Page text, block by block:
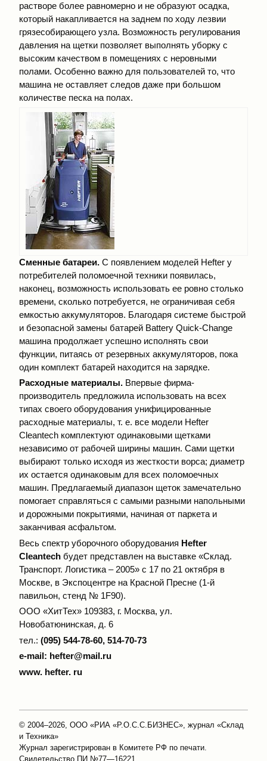
растворе более равномерно и не образуют осадка,
который накапливается на заднем по ходу лезвии
грязесобирающего узла. Возможность регулирования
давления на щетки позволяет выполнять уборку с
высоким качеством в помещениях с неровными
полами. Особенно важно для пользователей то, что
машина не оставляет следов даже при большом
количестве песка на полах.
Сменные батареи. С появлением моделей Hefter у
потребителей поломоечной техники появилась,
наконец, возможность использовать ее ровно столько
времени, сколько потребуется, не ограничивая себя
емкостью аккумуляторов. Благодаря системе быстрой
и безопасной замены батарей Battery Quick-Change
машина продолжает успешно исполнять свои
функции, питаясь от резервных аккумуляторов, пока
один комплект батарей находится на зарядке.
Расходные материалы. Впервые фирма-
производитель предложила использовать на всех
типах своего оборудования унифицированные
расходные материалы, т. е. все модели Hefter
Cleantech комплектуют одинаковыми щетками
независимо от рабочей ширины машин. Сами щетки
выбирают только исходя из жесткости ворса; диаметр
их остается одинаковым для всех поломоечных
машин. Предлагаемый диапазон щеток замечательно
помогает справляться с самыми разными напольными
и дорожными покрытиями, начиная от паркета и
заканчивая асфальтом.
Весь спектр уборочного оборудования Hefter
Cleantech будет представлен на выставке «Склад.
Транспорт. Логистика – 2005» с 17 по 21 октября в
Москве, в Экспоцентре на Красной Пресне (1-й
павильон, стенд № 1F90).
ООО «ХитТех» 109383, г. Москва, ул.
Новобатюнинская, д. 6
тел.: (095) 544-78-60, 514-70-73
e-mail: hefter@mail.ru
www. hefter. ru
© 2004–2026, ООО «РИА «Р.О.С.С.БИЗНЕС», журнал «Склад
и Техника»
Журнал зарегистрирован в Комитете РФ по печати.
Свидетельство ПИ №77—16221.